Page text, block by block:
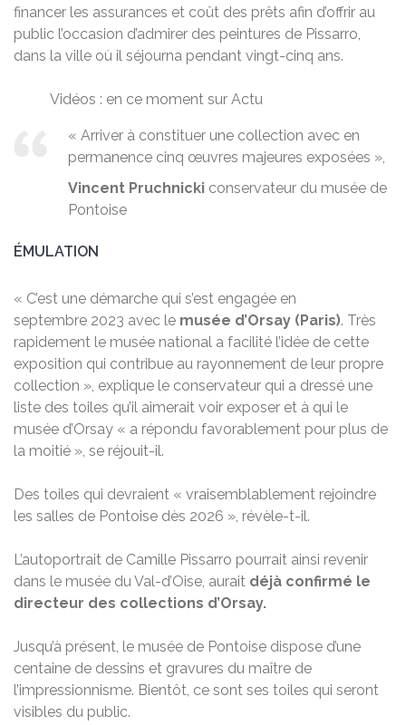
financer les assurances et coût des prêts afin d’offrir au
public l’occasion d’admirer des peintures de Pissarro,
dans la ville où il séjourna pendant vingt-cinq ans.
Vidéos : en ce moment sur Actu
« Arriver à constituer une collection avec en
permanence cinq œuvres majeures exposées »,
Vincent Pruchnicki conservateur du musée de
Pontoise
ÉMULATION
« C’est une démarche qui s’est engagée en
septembre 2023 avec le musée d’Orsay (Paris). Très
rapidement le musée national a facilité l’idée de cette
exposition qui contribue au rayonnement de leur propre
collection », explique le conservateur qui a dressé une
liste des toiles qu’il aimerait voir exposer et à qui le
musée d’Orsay « a répondu favorablement pour plus de
la moitié », se réjouit-il.
Des toiles qui devraient « vraisemblablement rejoindre
les salles de Pontoise dès 2026 », révèle-t-il.
L’autoportrait de Camille Pissarro pourrait ainsi revenir
dans le musée du Val-d’Oise, aurait déjà confirmé le
directeur des collections d’Orsay.
Jusqu’à présent, le musée de Pontoise dispose d’une
centaine de dessins et gravures du maître de
l’impressionnisme. Bientôt, ce sont ses toiles qui seront
visibles du public.